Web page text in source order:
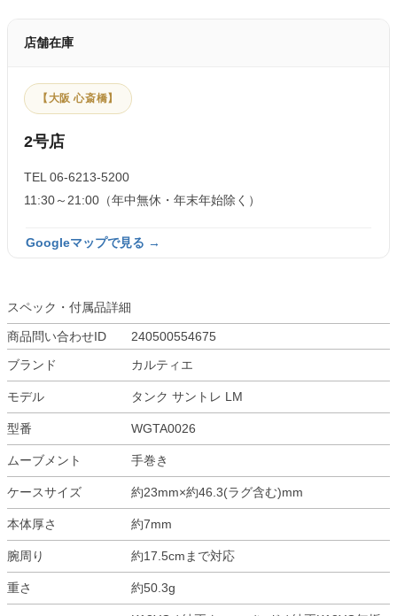
店舗在庫
【大阪 心斎橋】
2号店
TEL 06-6213-5200
11:30～21:00（年中無休・年末年始除く）
Googleマップで見る →
スペック・付属品詳細
商品問い合わせID
240500554675
ブランド
カルティエ
モデル タンク サントレ LM
型番 WGTA0026
ムーブメント 手巻き
ケースサイズ 約23mm×約46.3(ラグ含む)mm
本体厚さ 約7mm
腕周り 約17.5cmまで対応
重さ 約50.3g